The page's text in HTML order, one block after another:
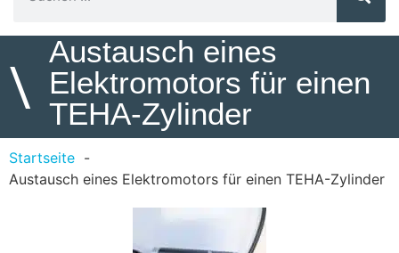
\
Austausch eines
Elektromotors für einen
TEHA-Zylinder
Startseite
Austausch eines Elektromotors für einen TEHA-Zylinder